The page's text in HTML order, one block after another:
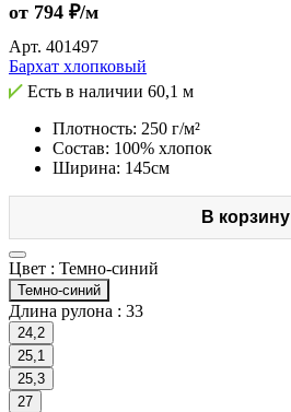
от 794 ₽/м
Арт. 401497
Бархат хлопковый
Есть в наличии 60,1 м
Плотность: 250 г/м²
Состав: 100% хлопок
Ширина: 145см
В корзину
Цвет : Темно-синий
Темно-синий
Длина рулона : 33
24,2
25,1
25,3
27